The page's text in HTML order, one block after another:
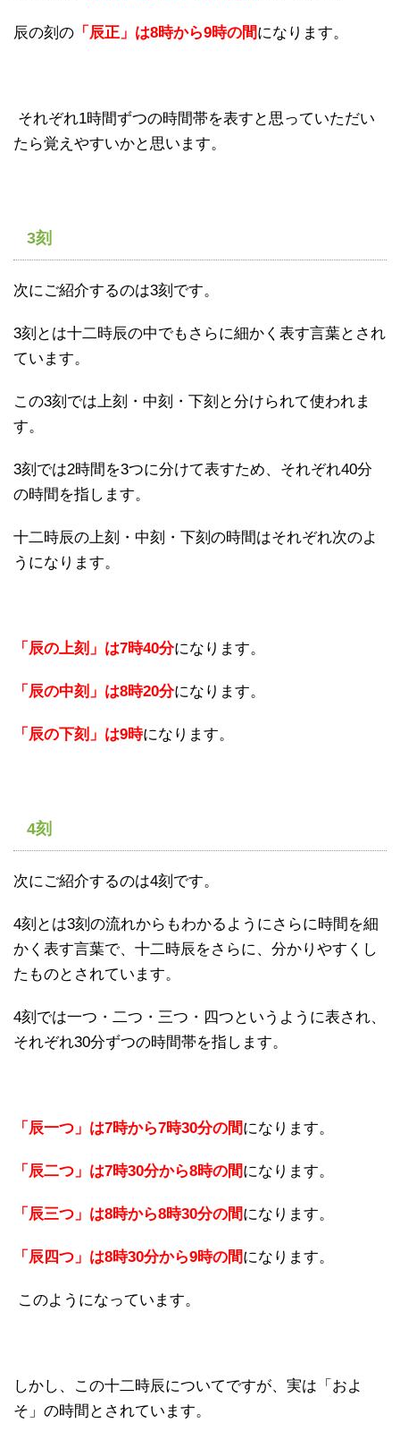
辰の刻の 「辰正」は8時から9時の間になります。
それぞれ1時間ずつの時間帯を表すと思っていただい
たら覚えやすいかと思います。
3刻
次にご紹介するのは3刻です。
3刻とは十二時辰の中でもさらに細かく表す言葉とされ
ています。
この3刻では上刻・中刻・下刻と分けられて使われま
す。
3刻では2時間を3つに分けて表すため、それぞれ40分
の時間を指します。
十二時辰の上刻・中刻・下刻の時間はそれぞれ次のよ
うになります。
「辰の上刻」は7時40分になります。
「辰の中刻」は8時20分になります。
「辰の下刻」は9時になります。
4刻
次にご紹介するのは4刻です。
4刻とは3刻の流れからもわかるようにさらに時間を細
かく表す言葉で、十二時辰をさらに、分かりやすくし
たものとされています。
4刻では一つ・二つ・三つ・四つというように表され、
それぞれ30分ずつの時間帯を指します。
「辰一つ」は7時から7時30分の間になります。
「辰二つ」は7時30分から8時の間になります。
「辰三つ」は8時から8時30分の間になります。
「辰四つ」は8時30分から9時の間になります。
このようになっています。
しかし、この十二時辰についてですが、実は「およ
そ」の時間とされています。